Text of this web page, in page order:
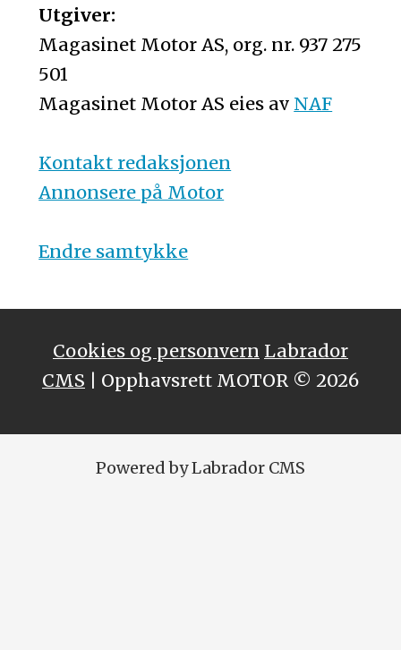
Utgiver:
Magasinet Motor AS, org. nr. 937 275
501
Magasinet Motor AS eies av NAF
Kontakt redaksjonen
Annonsere på Motor
Endre samtykke
Cookies og personvern Labrador
CMS | Opphavsrett MOTOR © 2026
Powered by Labrador CMS